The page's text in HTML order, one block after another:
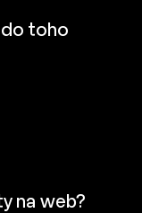
do toho
na web?